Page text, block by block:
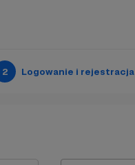
2 Logowanie i rejestracja